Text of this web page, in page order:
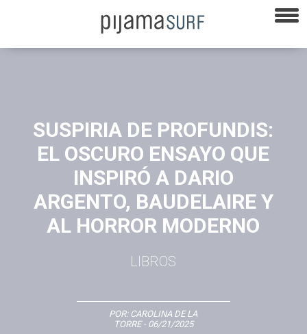
SUSPIRIA DE PROFUNDIS:
EL OSCURO ENSAYO QUE
INSPIRÓ A DARIO
ARGENTO, BAUDELAIRE Y
AL HORROR MODERNO
LIBROS
POR: CAROLINA DE LA
TORRE- 06/21/2025